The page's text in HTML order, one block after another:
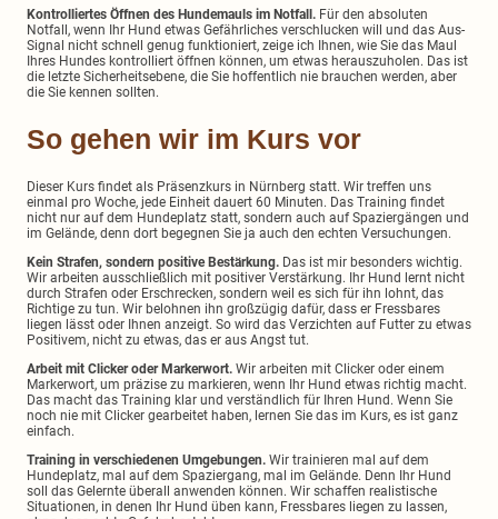
Kontrolliertes Öffnen des Hundemauls im Notfall. Für den absoluten
Notfall, wenn Ihr Hund etwas Gefährliches verschlucken will und das Aus-
Signal nicht schnell genug funktioniert, zeige ich Ihnen, wie Sie das Maul
Ihres Hundes kontrolliert öffnen können, um etwas herauszuholen. Das ist
die letzte Sicherheitsebene, die Sie hoffentlich nie brauchen werden, aber
die Sie kennen sollten.
So gehen wir im Kurs vor
Dieser Kurs findet als Präsenzkurs in Nürnberg statt. Wir treffen uns
einmal pro Woche, jede Einheit dauert 60 Minuten. Das Training findet
nicht nur auf dem Hundeplatz statt, sondern auch auf Spaziergängen und
im Gelände, denn dort begegnen Sie ja auch den echten Versuchungen.
Kein Strafen, sondern positive Bestärkung. Das ist mir besonders wichtig.
Wir arbeiten ausschließlich mit positiver Verstärkung. Ihr Hund lernt nicht
durch Strafen oder Erschrecken, sondern weil es sich für ihn lohnt, das
Richtige zu tun. Wir belohnen ihn großzügig dafür, dass er Fressbares
liegen lässt oder Ihnen anzeigt. So wird das Verzichten auf Futter zu etwas
Positivem, nicht zu etwas, das er aus Angst tut.
Arbeit mit Clicker oder Markerwort. Wir arbeiten mit Clicker oder einem
Markerwort, um präzise zu markieren, wenn Ihr Hund etwas richtig macht.
Das macht das Training klar und verständlich für Ihren Hund. Wenn Sie
noch nie mit Clicker gearbeitet haben, lernen Sie das im Kurs, es ist ganz
einfach.
Training in verschiedenen Umgebungen. Wir trainieren mal auf dem
Hundeplatz, mal auf dem Spaziergang, mal im Gelände. Denn Ihr Hund
soll das Gelernte überall anwenden können. Wir schaffen realistische
Situationen, in denen Ihr Hund üben kann, Fressbares liegen zu lassen,